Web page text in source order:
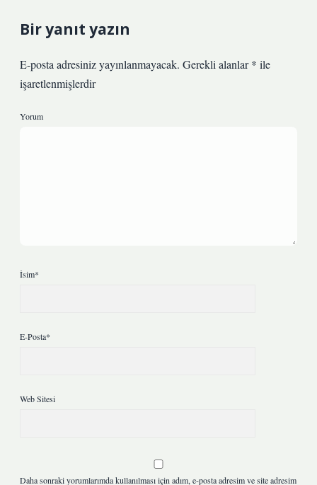
Bir yanıt yazın
E-posta adresiniz yayınlanmayacak. Gerekli alanlar* ile
işaretlenmişlerdir
Yorum
İsim*
E-Posta*
Web Sitesi
Daha sonraki yorumlarımda kullanılması için adım, e-posta adresim ve site adresim